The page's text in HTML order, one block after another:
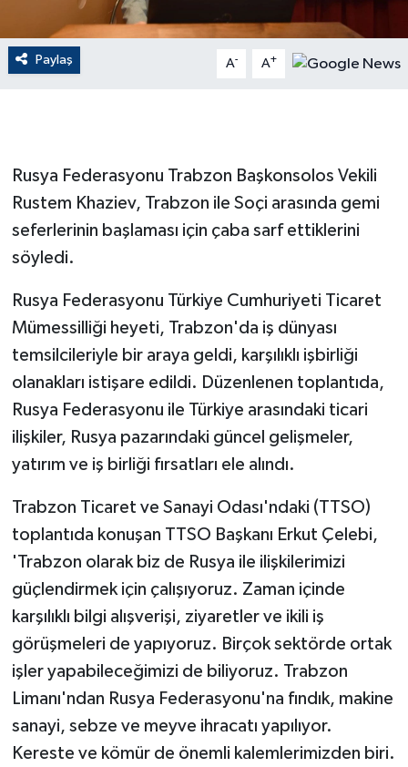
Paylaş A- A+
Rusya Federasyonu Trabzon Başkonsolos Vekili
Rustem Khaziev, Trabzon ile Soçi arasında gemi
seferlerinin başlaması için çaba sarf ettiklerini
söyledi.
Rusya Federasyonu Türkiye Cumhuriyeti Ticaret
Mümessilliği heyeti, Trabzon'da iş dünyası
temsilcileriyle bir araya geldi, karşılıklı işbirliği
olanakları istişare edildi. Düzenlenen toplantıda,
Rusya Federasyonu ile Türkiye arasındaki ticari
ilişkiler, Rusya pazarındaki güncel gelişmeler,
yatırım ve iş birliği fırsatları ele alındı.
Trabzon Ticaret ve Sanayi Odası'ndaki (TTSO)
toplantıda konuşan TTSO Başkanı Erkut Çelebi,
'Trabzon olarak biz de Rusya ile ilişkilerimizi
güçlendirmek için çalışıyoruz. Zaman içinde
karşılıklı bilgi alışverişi, ziyaretler ve ikili iş
görüşmeleri de yapıyoruz. Birçok sektörde ortak
işler yapabileceğimizi de biliyoruz. Trabzon
Limanı'ndan Rusya Federasyonu'na fındık, makine
sanayi, sebze ve meyve ihracatı yapılıyor.
Kereste ve kömür de önemli kalemlerimizden biri.
Flaş Haber
Gayrimenkul
Güvenlik
HABERDE İNSAN
İNSAN
İş Dünyası
Jandarma
Kadın
MAGAZİN
Otomobil
POLİTİKA
Sağlık
SPOR HABERLERİ